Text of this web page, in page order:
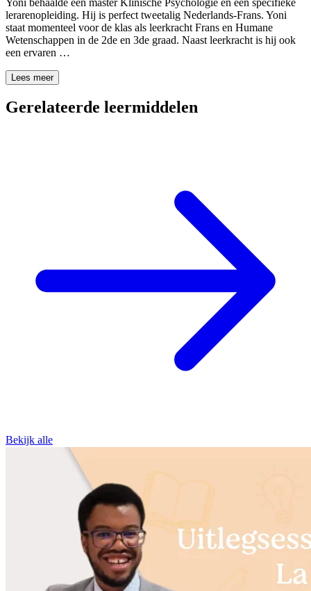
lerarenopleiding. Hij is perfect tweetalig Nederlands-Frans. Yoni
staat momenteel voor de klas als leerkracht Frans en Humane
Wetenschappen in de 2de en 3de graad. Naast leerkracht is hij ook
een ervaren …
Lees meer
Gerelateerde leermiddelen
Bekijk alle